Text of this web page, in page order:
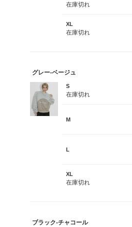
在庫切れ
XL
在庫切れ
グレー‐ベージュ
S
在庫切れ
M
L
XL
在庫切れ
ブラック-チャコール